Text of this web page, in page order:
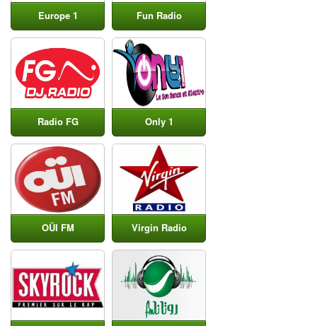
Europe 1 Fun Radio
Radio FG Only 1
OÜI FM Virgin Radio